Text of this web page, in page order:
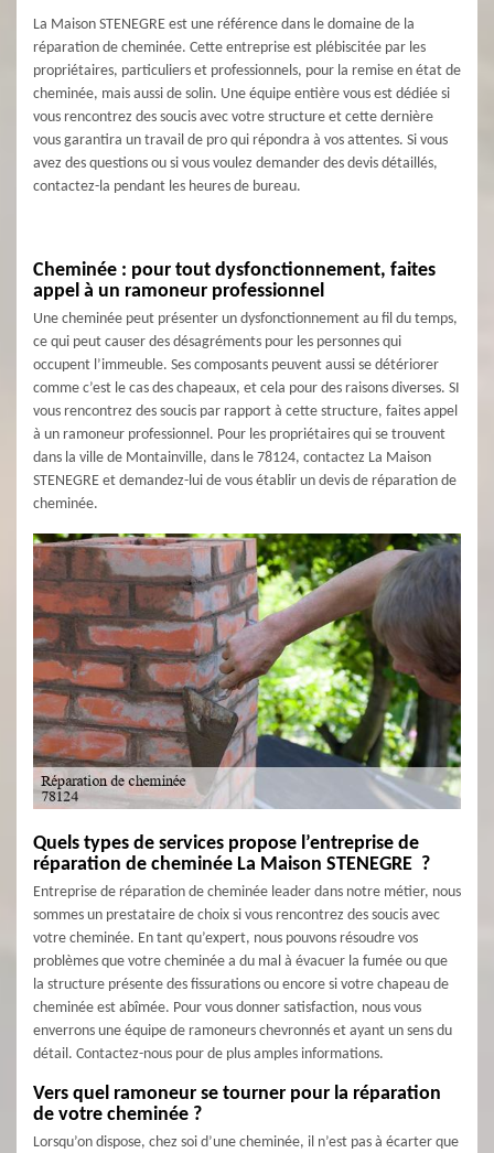
La Maison STENEGRE est une référence dans le domaine de la
réparation de cheminée. Cette entreprise est plébiscitée par les
propriétaires, particuliers et professionnels, pour la remise en état de
cheminée, mais aussi de solin. Une équipe entière vous est dédiée si
vous rencontrez des soucis avec votre structure et cette dernière
vous garantira un travail de pro qui répondra à vos attentes. Si vous
avez des questions ou si vous voulez demander des devis détaillés,
contactez-la pendant les heures de bureau.
Cheminée : pour tout dysfonctionnement, faites
appel à un ramoneur professionnel
Une cheminée peut présenter un dysfonctionnement au fil du temps,
ce qui peut causer des désagréments pour les personnes qui
occupent l’immeuble. Ses composants peuvent aussi se détériorer
comme c’est le cas des chapeaux, et cela pour des raisons diverses. SI
vous rencontrez des soucis par rapport à cette structure, faites appel
à un ramoneur professionnel. Pour les propriétaires qui se trouvent
dans la ville de Montainville, dans le 78124, contactez La Maison
STENEGRE et demandez-lui de vous établir un devis de réparation de
cheminée.
Quels types de services propose l’entreprise de
réparation de cheminée La Maison STENEGRE ?
Entreprise de réparation de cheminée leader dans notre métier, nous
sommes un prestataire de choix si vous rencontrez des soucis avec
votre cheminée. En tant qu’expert, nous pouvons résoudre vos
problèmes que votre cheminée a du mal à évacuer la fumée ou que
la structure présente des fissurations ou encore si votre chapeau de
cheminée est abîmée. Pour vous donner satisfaction, nous vous
enverrons une équipe de ramoneurs chevronnés et ayant un sens du
détail. Contactez-nous pour de plus amples informations.
Vers quel ramoneur se tourner pour la réparation
de votre cheminée ?
Lorsqu’on dispose, chez soi d’une cheminée, il n’est pas à écarter que